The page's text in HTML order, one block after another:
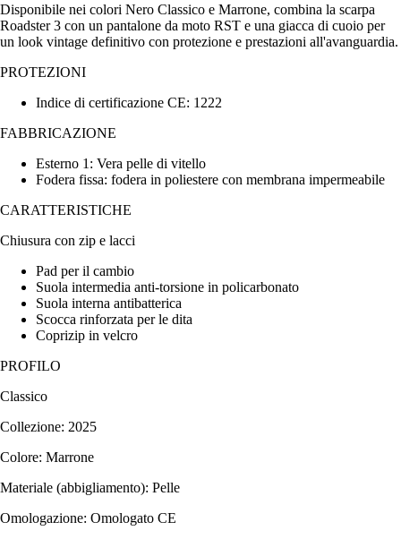
Disponibile nei colori Nero Classico e Marrone, combina la scarpa
Roadster 3 con un pantalone da moto RST e una giacca di cuoio per
un look vintage definitivo con protezione e prestazioni all'avanguardia.
PROTEZIONI
Indice di certificazione CE: 1222
FABBRICAZIONE
Esterno 1: Vera pelle di vitello
Fodera fissa: fodera in poliestere con membrana impermeabile
CARATTERISTICHE
Chiusura con zip e lacci
Pad per il cambio
Suola intermedia anti-torsione in policarbonato
Suola interna antibatterica
Scocca rinforzata per le dita
Coprizip in velcro
PROFILO
Classico
Collezione: 2025
Colore: Marrone
Materiale (abbigliamento): Pelle
Omologazione: Omologato CE